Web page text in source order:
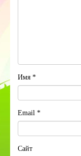
Имя *
Email *
Сайт